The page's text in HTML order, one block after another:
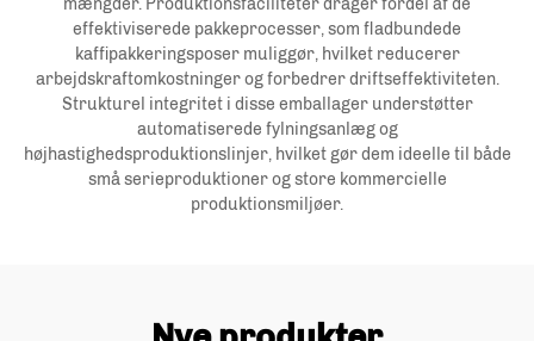
mængder. Produktionsfaciliteter drager fordel af de
effektiviserede pakkeprocesser, som fladbundede
kaffipakkeringsposer muliggør, hvilket reducerer
arbejdskraftomkostninger og forbedrer driftseffektiviteten.
Strukturel integritet i disse emballager understøtter
automatiserede fylningsanlæg og
højhastighedsproduktionslinjer, hvilket gør dem ideelle til både
små serieproduktioner og store kommercielle
produktionsmiljøer.